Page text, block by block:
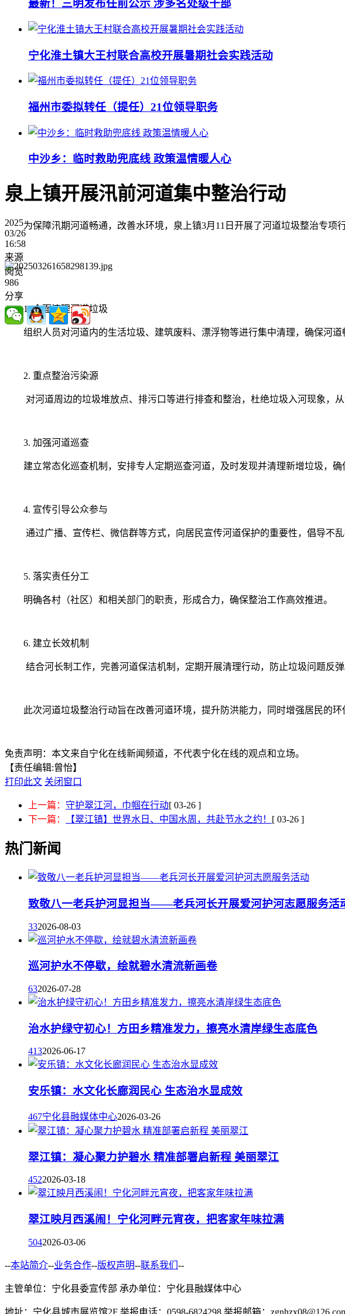
最新！三明发布任前公示 涉多名处级干部
宁化淮土镇大王村联合高校开展暑期社会实践活动
福州市委拟转任（提任）21位领导职务
中沙乡：临时救助兜底线 政策温情暖人心
泉上镇开展汛前河道集中整治行动
2025
03/26
16:58
来源
阅览
986
分享
为保障汛期河道畅通，改善水环境，泉上镇3月11日开展了河道垃圾整治专项
1. 全面清理河道垃圾
组织人员对河道内的生活垃圾、建筑废料、漂浮物等进行集中清理，确保河道
2. 重点整治污染源
对河道周边的垃圾堆放点、排污口等进行排查和整治，杜绝垃圾入河现象，从
3. 加强河道巡查
建立常态化巡查机制，安排专人定期巡查河道，及时发现并清理新增垃圾，确
4. 宣传引导公众参与
通过广播、宣传栏、微信群等方式，向居民宣传河道保护的重要性，倡导不
5. 落实责任分工
明确各村（社区）和相关部门的职责，形成合力，确保整治工作高效推进。
6. 建立长效机制
结合河长制工作，完善河道保洁机制，定期开展清理行动，防止垃圾问题反弹
此次河道垃圾整治行动旨在改善河道环境，提升防洪能力，同时增强居民的
免责声明：本文来自宁化在线新闻频道，不代表宁化在线的观点和立场。
【责任编辑:曾怡】
打印此文 关闭窗口
上一篇： 守护翠江河，巾帼在行动[ 03-26 ]
下一篇：
【翠江镇】世界水日、中国水周，共赴节水之约！ [ 03-26 ]
热门新闻
致敬八一老兵护河显担当——老兵河长开展爱河护河志愿服务活
332026-08-03
巡河护水不停歇，绘就碧水清流新画卷
632026-07-28
治水护绿守初心！方田乡精准发力，擦亮水清岸绿生态底色
4132026-06-17
安乐镇：水文化长廊润民心 生态治水显成效
467宁化县融媒体中心2026-03-26
翠江镇：凝心聚力护碧水 精准部署启新程 美丽翠江
4522026-03-18
翠江映月西溪闹！宁化河畔元宵夜，把客家年味拉满
5042026-03-06
--本站简介--业务合作--版权声明--联系我们 --
主管单位：宁化县委宣传部 承办单位：宁化县融媒体中心
地址：宁化县城市展览馆2F 举报电话：0598-6824298 举报邮箱：